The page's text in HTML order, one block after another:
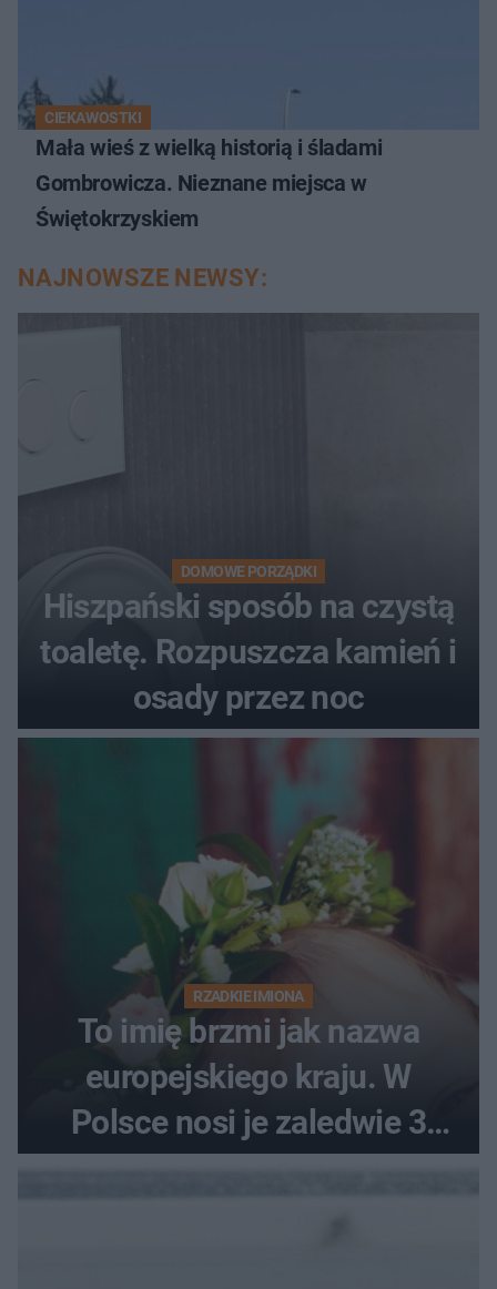
CIEKAWOSTKI
Mała wieś z wielką historią i śladami
Gombrowicza. Nieznane miejsca w
Świętokrzyskiem
NAJNOWSZE NEWSY:
DOMOWE PORZĄDKI
Hiszpański sposób na czystą
toaletę. Rozpuszcza kamień i
osady przez noc
RZADKIE IMIONA
To imię brzmi jak nazwa
europejskiego kraju. W
Polsce nosi je zaledwie 3
kobiety